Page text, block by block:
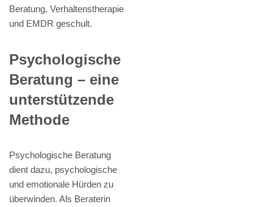
Beratung, Verhaltenstherapie
und EMDR geschult.
Psychologische
Beratung – eine
unterstützende
Methode
Psychologische Beratung
dient dazu, psychologische
und emotionale Hürden zu
überwinden. Als Beraterin